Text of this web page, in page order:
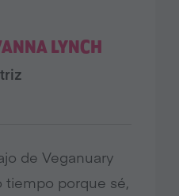
LYNCH
de Veganuary
porque sé,